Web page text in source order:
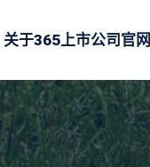
关于365上市公司官网